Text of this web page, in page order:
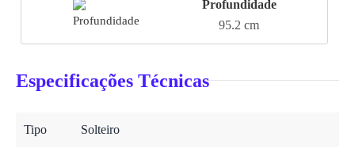
Profundidade
95.2 cm
Especificações Técnicas
Tipo Solteiro